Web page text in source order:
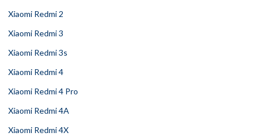
Xiaomi Redmi 2
Xiaomi Redmi 3
Xiaomi Redmi 3s
Xiaomi Redmi 4
Xiaomi Redmi 4 Pro
Xiaomi Redmi 4A
Xiaomi Redmi 4X